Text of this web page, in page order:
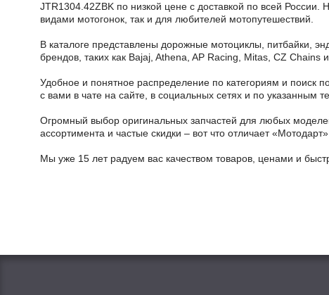
JTR1304.42ZBK по низкой цене с доставкой по всей
видами мотогонок, так и для любителей мотопутешествий.
В каталоге представлены дорожные мотоциклы, питбайки,
брендов, таких как Bajaj, Athena, AP Racing, Mitas, CZ Chains
Удобное и понятное распределение по категориям и поиск
с вами в чате на сайте, в социальных сетях и по указанным
Огромный выбор оригинальных запчастей для любых
ассортимента и частые скидки – вот что отличает
Мы уже 15 лет радуем вас качеством товаров, ценами и